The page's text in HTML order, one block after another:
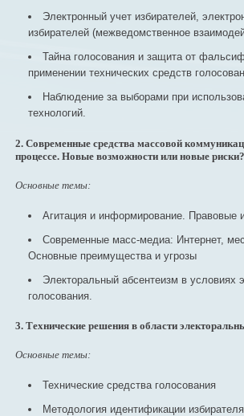
Электронный учет избирателей,
избирателей (межведомственное
Тайна голосования и защита от
применении технических средств
Наблюдение за выборами при
технологий.
2. Современные средства массовой
процессе. Новые возможности или новые риски?
Основные темы:
Агитация и информирование. Правовые
Современные масс-медиа: Интернет,
Основные преимущества и угрозы
Электоральный абсентеизм в условиях
голосования.
3. Технические решения в области
Основные темы:
Технические средства голосования
Методология идентификации